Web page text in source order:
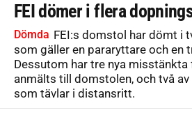
FEI dömer i flera
Dömda FEI:s domstol har dömt i
som gäller en pararyttare och en
Dessutom har tre nya misstänkta
anmälts till domstolen, och två
som tävlar i distansritt.